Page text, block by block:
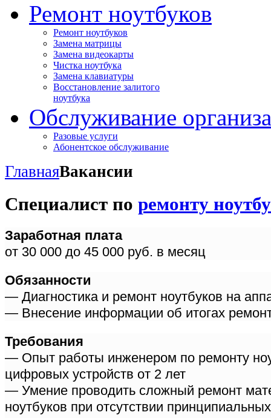
Ремонт ноутбуков
Ремонт ноутбуков
Замена матрицы
Замена видеокарты
Чистка ноутбука
Замена клавиатуры
Восстановление залитого
ноутбука
Обслуживание
Разовые услуги
Абонентское обслуживание
ГлавнаяВакансии
Специалист по ремонту
Заработная плата
от 30 000 до 45 000 руб. в месяц
Обязанности
— Диагностика и ремонт ноутбуков на
— Внесение информации об итогах
Требования
— Опыт работы инженером по ремонту
цифровых устройств от 2 лет
— Умение проводить сложный ремонт
ноутбуков при отсутствии